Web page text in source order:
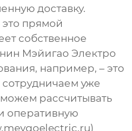
доставку.
прямой
собственное
Мэйигао Электро
например, – это
уже
можем рассчитывать
оперативную